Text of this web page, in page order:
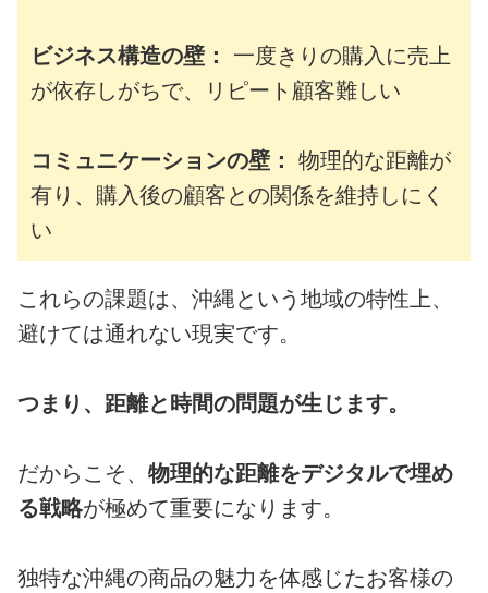
ビジネス構造の壁： 一度きりの購入に売上
が依存しがちで、リピート顧客難しい
コミュニケーションの壁：
物理的な距離が
有り、購入後の顧客との関係を維持しにく
い
これらの課題は、沖縄という地域の特性上、
避けては通れない現実です。
つまり、距離と時間の問題が生じます。
だからこそ、 物理的な距離をデジタルで埋め
る戦略が極めて重要になります。
独特な沖縄の商品の魅力を体感じたお客様の